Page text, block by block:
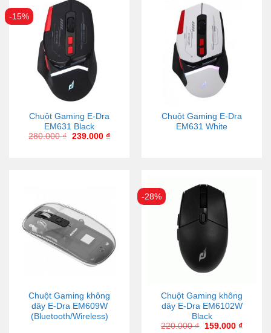
-15%
Chuột Gaming E-Dra
EM631 Black
280.000₫ 239.000 ₫
Chuột Gaming E-Dra
EM631 White
Chuột Gaming không
dây E-Dra EM609W
(Bluetooth/Wireless)
-28%
Chuột Gaming không
dây E-Dra EM6102W
Black
220.000₫ 159.000 ₫